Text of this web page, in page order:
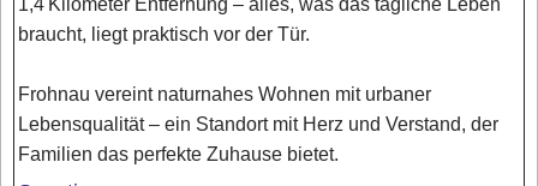
braucht, liegt praktisch vor der Tür.
Frohnau vereint naturnahes Wohnen mit urbaner
Lebensqualität – ein Standort mit Herz und Verstand, der
Familien das perfekte Zuhause bietet.